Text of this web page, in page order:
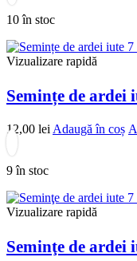
10 în stoc
Vizualizare rapidă
Semințe de ardei
12,00 lei Adaugă în coș
9 în stoc
Vizualizare rapidă
Seminţe de ardei